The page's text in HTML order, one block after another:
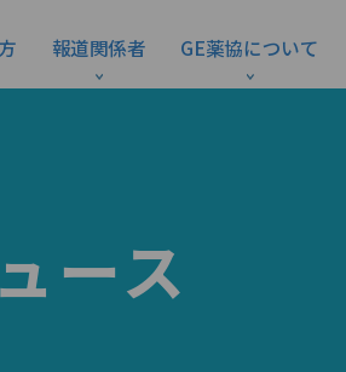
報道関係者 GE薬協について
ース